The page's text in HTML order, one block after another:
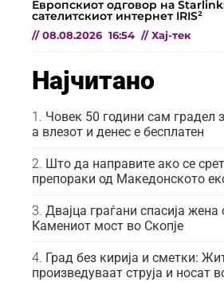
Европскиот одговор на
сателитскиот интернет IRIS²
// 08.08.2026 16:54 // Хај-тек
Најчитано
Човек 50 години сам градел
а влезот и денес е бесплатен
Што да направите ако се
препораки од Македонското
Двајца граѓани спасија жена
Камениот мост во Скопје
Град без кирија и сметки:
произведуваат струја и носат